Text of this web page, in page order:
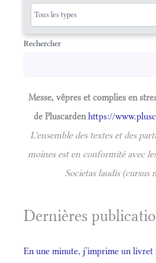
Rechercher
Messe, vêpres et complies en
de Pluscardenhttps://
L'ensemble des textes et des
moines est en conformité avec
Societas laudis (cursus
Dernières
En une minute, j’imprime un